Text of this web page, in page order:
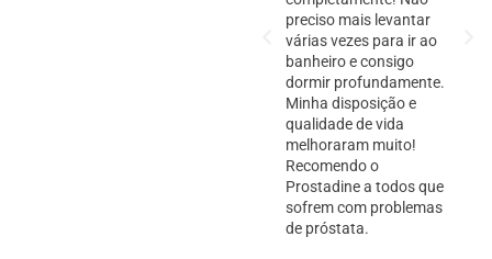
preciso mais levantar
várias vezes para ir ao
banheiro e consigo
dormir profundamente.
Minha disposição e
qualidade de vida
melhoraram muito!
Recomendo o
Prostadine a todos que
sofrem com problemas
de próstata.